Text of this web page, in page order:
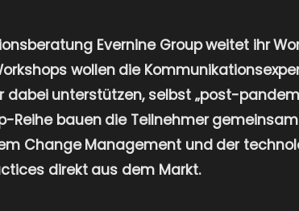
Evernine Group weitet ihr
wollen die
dabei unterstützen, selbst „post-
Reihe bauen die Teilnehmer
Change Management und der
direkt aus dem Markt.